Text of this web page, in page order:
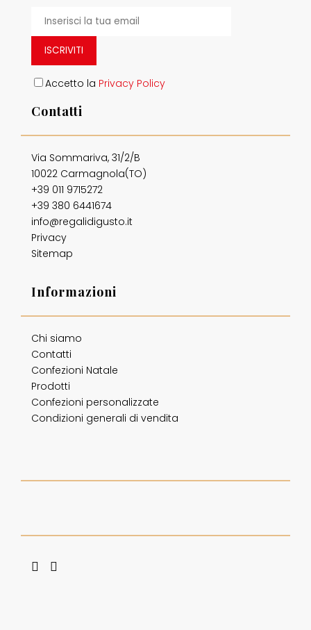
ISCRIVITI
Accetto la Privacy Policy
Contatti
Via Sommariva, 31/2/B
10022 Carmagnola(TO)
+39 011 9715272
+39 380 6441674
info@regalidigusto.it
Privacy
Sitemap
Informazioni
Chi siamo
Contatti
Confezioni Natale
Prodotti
Confezioni personalizzate
Condizioni generali di vendita